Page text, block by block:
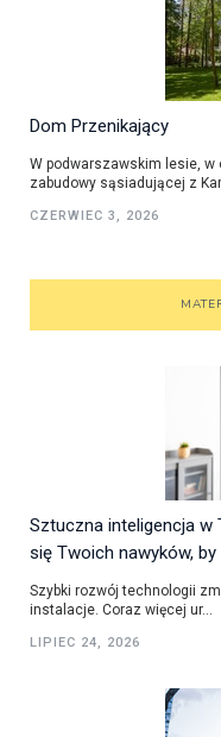
Dom Przenikający
W podwarszawskim lesie,
zabudowy sąsiadującej z
CZERWIEC 3, 2026
Sztuczna inteligencja
się Twoich nawyków,
Szybki rozwój technologii
instalacje. Coraz więcej ur...
LIPIEC 24, 2026